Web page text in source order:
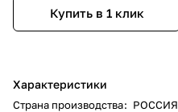
Купить в 1 клик
Характеристики
Страна производства: РОССИЯ